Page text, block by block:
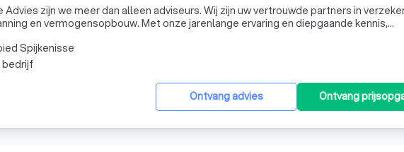
Advies zijn we meer dan alleen adviseurs. Wij zijn uw vertrouwde partners in
en vermogensopbouw. Met onze jarenlange ervaring en diepgaande kennis,
Ontvang advies Ontvang
Spijkenisse
bedrijf